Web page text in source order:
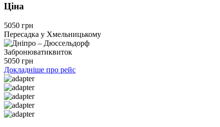
Ціна
5050 грн
Пересадка у Хмельницькому
Забронюватиквиток
5050 грн
Докладніше про рейс